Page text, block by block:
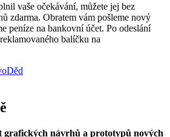
vaše očekávání, můžete jej bez
zdarma. Obratem vám pošleme nový
peníze na bankovní účet. Po odeslání
balíčku na
grafických návrhů a prototypů nových